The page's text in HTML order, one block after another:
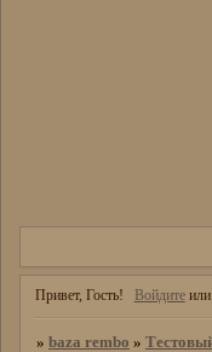
Привет, Гость! Войдитеили
» baza rembo »